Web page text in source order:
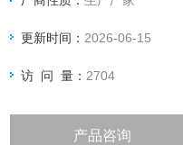
更新时间： 2026-06-15
访 问 量： 2704
产品咨询